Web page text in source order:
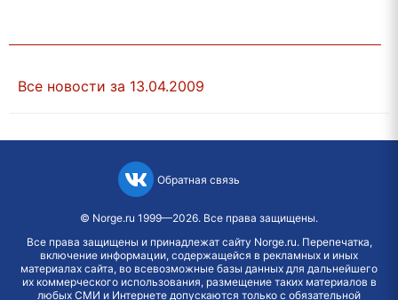
Все новости за 13.04.2009
Обратная связь
© Norge.ru 1999—2026. Все права защищены.
Все права защищены и принадлежат сайту Norge.ru. Перепечатка,
включение информации, содержащейся в рекламных и иных
материалах сайта, во всевозможные базы данных для дальнейшего
их коммерческого использования, размещение таких материалов в
любых СМИ и Интернете допускаются только с обязательной